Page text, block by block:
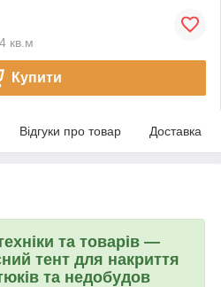
кв.м
Купити
Відгуки про товар Доставка
та товарів —
тент для накриття
та недобудов